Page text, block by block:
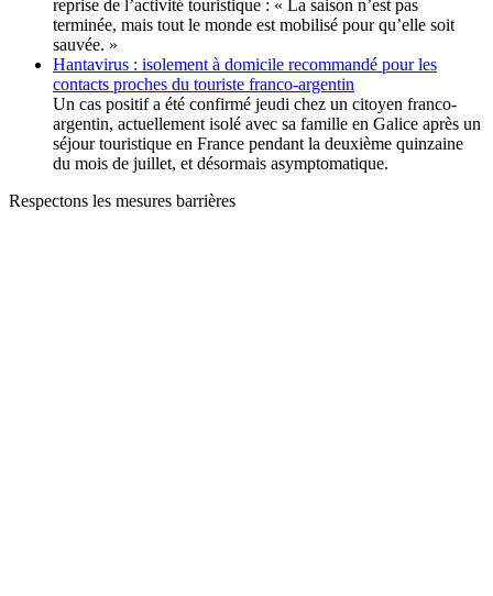
reprise de l’activité touristique : « La saison n’est pas
terminée, mais tout le monde est mobilisé pour qu’elle soit
sauvée. »
Hantavirus : isolement à domicile recommandé pour les
contacts proches du touriste franco-argentin
Un cas positif a été confirmé jeudi chez un citoyen franco-
argentin, actuellement isolé avec sa famille en Galice après un
séjour touristique en France pendant la deuxième quinzaine
du mois de juillet, et désormais asymptomatique.
Respectons les mesures barrières